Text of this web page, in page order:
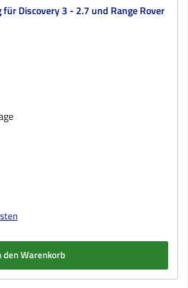
Discovery 3 - 2.7 und Range Rover
den Warenkorb